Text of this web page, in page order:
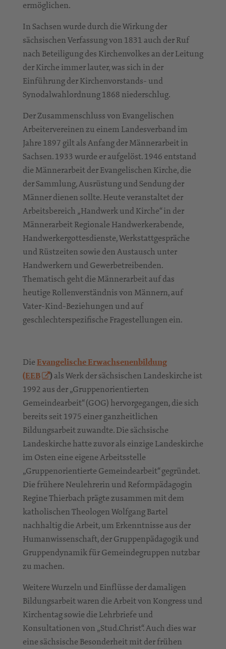
ermöglichen.
In Sachsen wurde durch die Wirkung der
sächsischen Verfassung von 1831 auch der Ruf
nach Beteiligung des Kirchenvolkes an der Leitung
der Kirche immer lauter, was sich in der
Einführung der Kirchenvorstands- und
Synodalwahlordnung 1868 niederschlug.
Der Zusammenschluss von Evangelischen
Arbeitervereinen zu einem Landesverband im
Jahre 1897 gilt als Anfang der Männerarbeit in
Sachsen. 1933 wurde er aufgelöst. 1946 entstand
die Männerarbeit der Evangelischen Kirche, die
der Sammlung, Ausrüstung und Sendung der
Männer dienen sollte. Heute veranstaltet der
Arbeitsbereich „Handwerk und Kirche“ in der
Männerarbeit Regionale Handwerkerabende,
Handwerkergottesdienste, Werkstattgespräche
und Rüstzeiten sowie den Austausch unter
Handwerkern und Gewerbetreibenden.
Thematisch geht die Männerarbeit auf das
heutige Rollenverständnis von Männern, auf
Vater-Kind-Beziehungen und auf
geschlechterspezifische Fragestellungen ein.
DieEvangelische Erwachsenenbildung
(EEB
)als Werk der sächsischen Landeskirche ist
1992 aus der „Gruppenorientierten
Gemeindearbeit“ (GOG) hervorgegangen, die sich
bereits seit 1975 einer ganzheitlichen
Bildungsarbeit zuwandte. Die sächsische
Landeskirche hatte zuvor als einzige Landeskirche
im Osten eine eigene Arbeitsstelle
„Gruppenorientierte Gemeindearbeit“ gegründet.
Die frühere Neulehrerin und Reformpädagogin
Regine Thierbach prägte zusammen mit dem
katholischen Theologen Wolfgang Bartel
nachhaltig die Arbeit, um Erkenntnisse aus der
Humanwissenschaft, der Gruppenpädagogik und
Gruppendynamik für Gemeindegruppen nutzbar
zu machen.
Weitere Wurzeln und Einflüsse der damaligen
Bildungsarbeit waren die Arbeit von Kongress und
Kirchentag sowie die Lehrbriefe und
Konsultationen von „Stud.Christ“. Auch dies war
eine sächsische Besonderheit mit der frühen